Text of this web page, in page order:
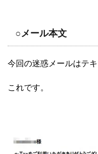
○メール本文
今回の迷惑メールはテキ
これです。